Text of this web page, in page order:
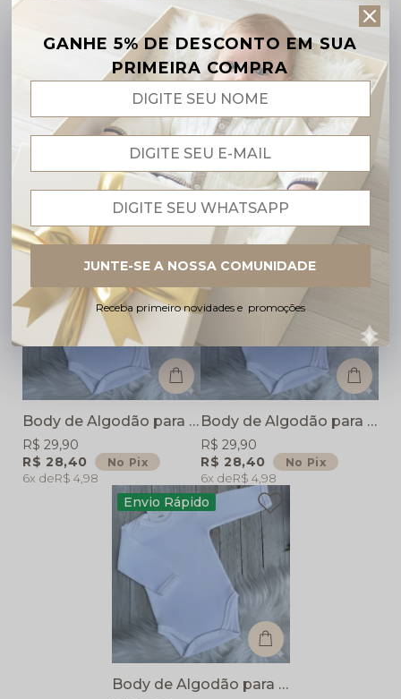
Body de Algodão para bebê Essencial - Rosa
R$ 37,91
R$ 39,90
6x R$ 6,65
Envio Rápido
Body de Algodão para bebê Essencial - Branco com detalhes Verde
R$ 28,40 No Pix
R$ 29,90
6x R$ 4,98
Envio Rápido
Body de Algodão para bebê Essencial - Branco com detalhes Lilás
R$ 28,40 No Pix
R$ 29,90
6x R$ 4,98
Envio Rápido
Body de Algodão para bebê Essencial - Branco com detalhes Amarelo
GANHE 5% DE DESCONTO EM SUA
PRIMEIRA COMPRA
Receba primeiro novidades e promoções
JUNTE-SE A NOSSA COMUNIDADE